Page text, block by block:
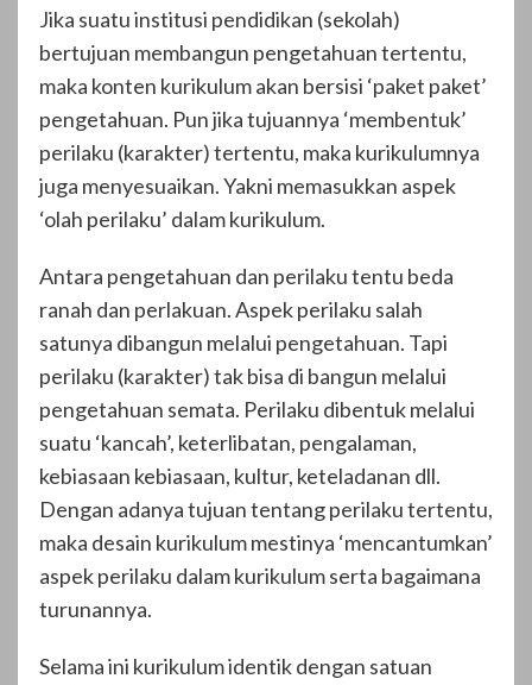
Jika suatu institusi pendidikan (sekolah)
bertujuan membangun pengetahuan tertentu,
maka konten kurikulum akan bersisi ‘paket paket’
pengetahuan. Pun jika tujuannya ‘membentuk’
perilaku (karakter) tertentu, maka kurikulumnya
juga menyesuaikan. Yakni memasukkan aspek
‘olah perilaku’ dalam kurikulum.
Antara pengetahuan dan perilaku tentu beda
ranah dan perlakuan. Aspek perilaku salah
satunya dibangun melalui pengetahuan. Tapi
perilaku (karakter) tak bisa di bangun melalui
pengetahuan semata. Perilaku dibentuk melalui
suatu ‘kancah’, keterlibatan, pengalaman,
kebiasaan kebiasaan, kultur, keteladanan dll.
Dengan adanya tujuan tentang perilaku tertentu,
maka desain kurikulum mestinya ‘mencantumkan’
aspek perilaku dalam kurikulum serta bagaimana
turunannya.
Selama ini kurikulum identik dengan satuan